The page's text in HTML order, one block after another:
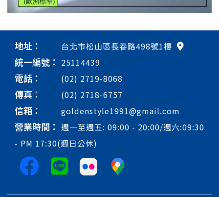
地址： 台北市松山區長春路498號1樓
統一編號： 25114439
電話： (02) 2719-8068
傳真： (02) 2718-6757
信箱： goldenstyle1991@gmail.com
營業時間： 週一至週五: 09:00 - 20:00/週六:09:30
- PM 17:30(週日公休)